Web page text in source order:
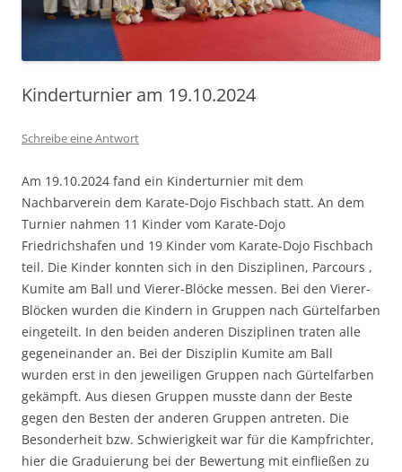
Kinderturnier am 19.10.2024
Schreibe eine Antwort
Am 19.10.2024 fand ein Kinderturnier mit dem
Nachbarverein dem Karate-Dojo Fischbach statt. An dem
Turnier nahmen 11 Kinder vom Karate-Dojo
Friedrichshafen und 19 Kinder vom Karate-Dojo Fischbach
teil. Die Kinder konnten sich in den Disziplinen, Parcours ,
Kumite am Ball und Vierer-Blöcke messen. Bei den Vierer-
Blöcken wurden die Kindern in Gruppen nach Gürtelfarben
eingeteilt. In den beiden anderen Disziplinen traten alle
gegeneinander an. Bei der Disziplin Kumite am Ball
wurden erst in den jeweiligen Gruppen nach Gürtelfarben
gekämpft. Aus diesen Gruppen musste dann der Beste
gegen den Besten der anderen Gruppen antreten. Die
Besonderheit bzw. Schwierigkeit war für die Kampfrichter,
hier die Graduierung bei der Bewertung mit einfließen zu